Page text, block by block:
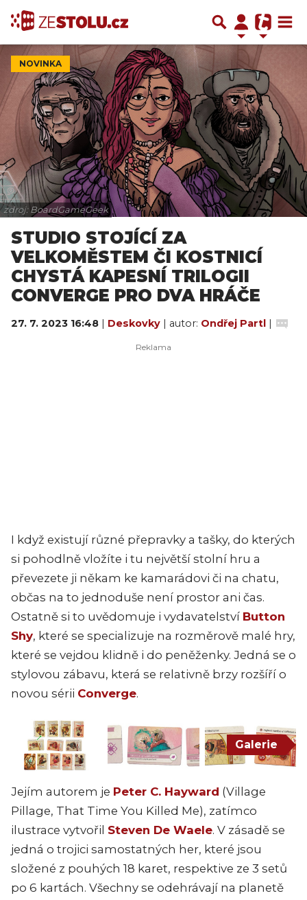
NOVINKA
zdroj: BoardGameGeek
STUDIO STOJÍCÍ ZA
VELKOMĚSTEM ČI KOSTNICÍ
CHYSTÁ KAPESNÍ TRILOGII
CONVERGE PRO DVA HRÁČE
27. 7. 2023 16:48 | Deskovky | autor: Ondřej Partl |
I když existují různé přepravky a tašky, do kterých
si pohodlně vložíte i tu největší stolní hru a
převezete ji někam ke kamarádovi či na chatu,
občas na to jednoduše není prostor ani čas.
Ostatně si to uvědomuje i vydavatelství Button
Shy, které se specializuje na rozměrově malé hry,
které se vejdou klidně i do peněženky. Jedná se o
stylovou zábavu, která se relativně brzy rozšíří o
novou sérii Converge.
Galerie
Jejím autorem je Peter C. Hayward (Village
Pillage, That Time You Killed Me), zatímco
ilustrace vytvořil Steven De Waele. V zásadě se
jedná o trojici samostatných her, které jsou
složené z pouhých 18 karet, respektive ze 3 setů
po 6 kartách. Všechny se odehrávají na planetě